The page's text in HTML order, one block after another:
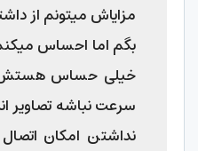
مزایاش میتونم از
بگم اما احساس
خیلی حساس هستش و
سرعت نباشه تصاویر